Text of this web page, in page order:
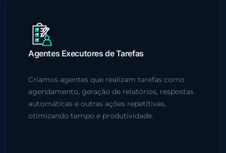
Agentes Executores de Tarefas
Criamos agentes que realizam tarefas como
agendamento, geração de relatórios, respostas
automáticas e outras ações repetitivas,
otimizando tempo e produtividade.